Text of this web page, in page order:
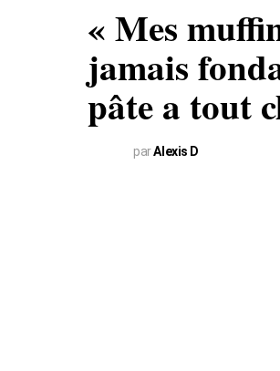
« Mes
jamais
pâte a tout
parAlexis D